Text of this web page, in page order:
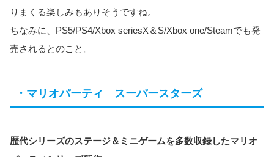
りまくる楽しみもありそうですね。
ちなみに、PS5/PS4/Xbox seriesX＆S/Xbox one/Steamでも発
売されるとのこと。
・マリオパーティ スーパースターズ
歴代シリーズのステージ＆ミニゲームを多数収録したマリオ